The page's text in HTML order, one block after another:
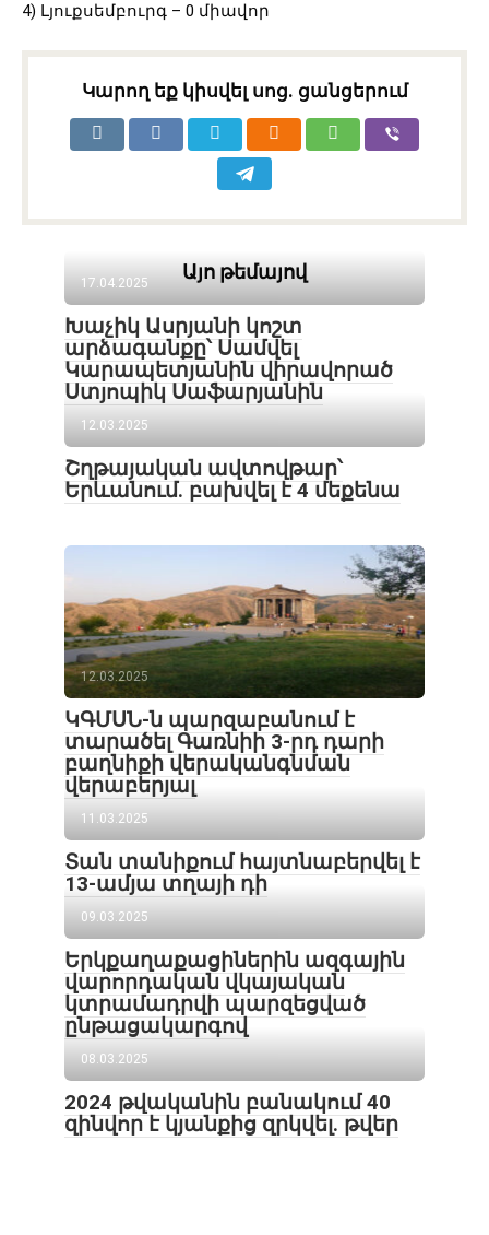
4) Լյուքսեմբուրգ – 0 միավոր
Կարող եք կիսվել սոց․ ցանցերում
Այո թեմայով
17.04.2025
Խաչիկ Ասրյանի կոշտ
արձագանքը՝ Սամվել
Կարապետյանին վիրավորած
Ստյոպիկ Սաֆարյանին
12.03.2025
Շղթայական ավտովթար՝
Երևանում. բախվել է 4 մեքենա
12.03.2025
ԿԳՄՍՆ-ն պարզաբանում է
տարածել Գառնիի 3-րդ դարի
բաղնիքի վերականգնման
վերաբերյալ
11.03.2025
Տան տանիքում հայտնաբերվել է
13-ամյա տղայի դի
09.03.2025
Երկքաղաքացիներին ազգային
վարորդական վկայական
կտրամադրվի պարզեցված
ընթացակարգով
08.03.2025
2024 թվականին բանակում 40
զինվոր է կյանքից զրկվել. թվեր